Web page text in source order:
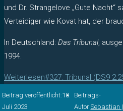
und Dr. Strangelove „Gute Nacht“
Verteidiger wie Kovat hat, der
In Deutschland: Das Tribunal,
1994.
Weiterlesen#327: Tribunal (DS9
Beitrag veröffentlicht:18.
Juli 2023
Beitrags-
Autor:Sebastian